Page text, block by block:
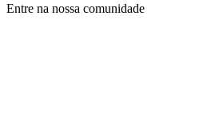
Entre na nossa comunidade